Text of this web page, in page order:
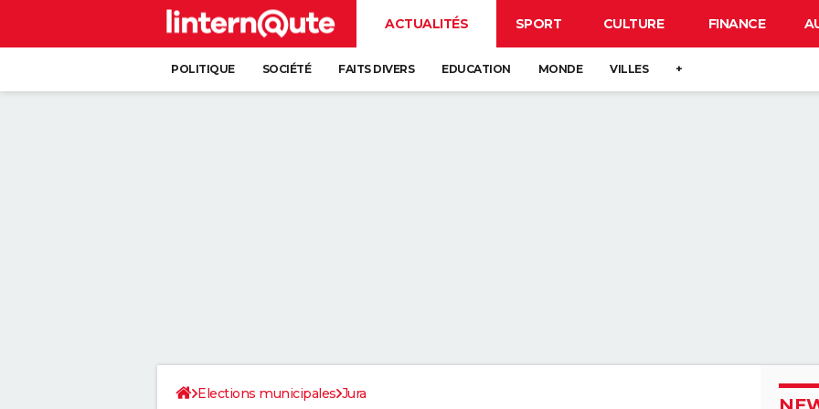
ACTUALITÉS SPORT CULTURE FINANCE
POLITIQUE SOCIÉTÉ FAITS DIVERS EDUCATION MONDE VILLES +
Elections municipales Jura